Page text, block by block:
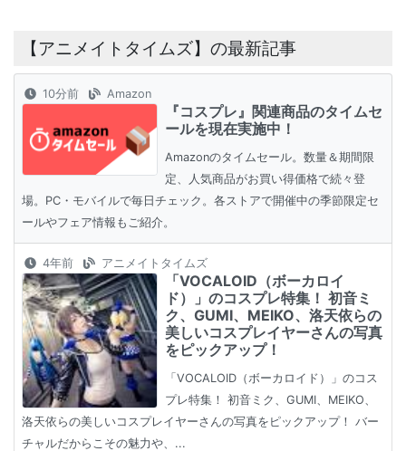
【アニメイトタイムズ】の最新記事
10分前 Amazon
『コスプレ』関連商品のタイムセ
ールを現在実施中！
Amazonのタイムセール。数量＆期間限
定、人気商品がお買い得価格で続々登
場。PC・モバイルで毎日チェック。各ストアで開催中の季節限定セ
ールやフェア情報もご紹介。
4年前 アニメイトタイムズ
「VOCALOID（ボーカロイ
ド）」のコスプレ特集！ 初音ミ
ク、GUMI、MEIKO、洛天依らの
美しいコスプレイヤーさんの写真
をピックアップ！
「VOCALOID（ボーカロイド）」のコス
プレ特集！ 初音ミク、GUMI、MEIKO、
洛天依らの美しいコスプレイヤーさんの写真をピックアップ！ バー
チャルだからこその魅力や、...